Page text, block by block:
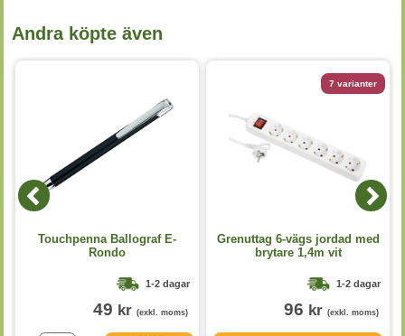
Andra köpte även
Touchpenna Ballograf E-
Rondo
1-2 dagar
49 kr (exkl. moms)
7 varianter
Grenuttag 6-vägs jordad med
brytare 1,4m vit
1-2 dagar
96 kr (exkl. moms)